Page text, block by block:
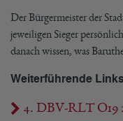
Der Bürgermeister der
jeweiligen Sieger
danach wissen, was
Weiterführende Links
4. DBV-RLT O19